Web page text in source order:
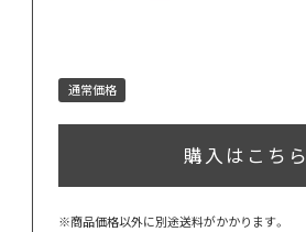
通常価格
購入はこちら
※商品価格以外に別途送料がかかります。